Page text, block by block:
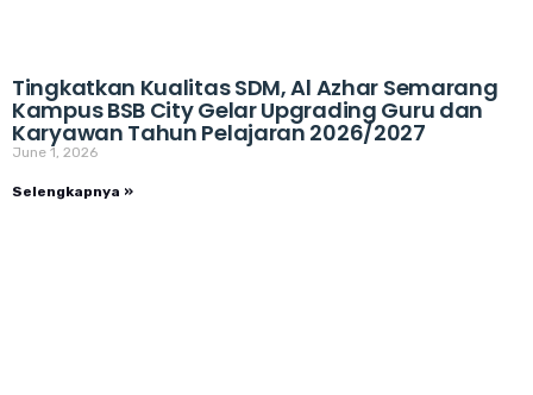
Tingkatkan Kualitas SDM, Al Azhar Semarang
Kampus BSB City Gelar Upgrading Guru dan
Karyawan Tahun Pelajaran 2026/2027
June 1, 2026
Selengkapnya »